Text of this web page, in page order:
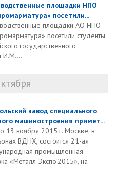
площадки НПО
посетили...
площадки АО НПО
посетили студенты
государственного
И.М....
завод специального
машиностроения примет...
13 ноября 2015 г. Москве, в
ВДНХ, состоится 21-ая
промышленная
«Металл-Экспо’2015», на